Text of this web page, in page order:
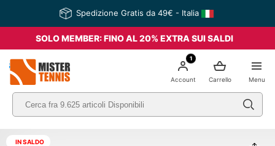
Spedizione Gratis da 49€ - Italia
SOLO MEMBER: FINO AL 20% EXTRA SUI SALDI
Menu
Carrello
1
Account
IN SALDO